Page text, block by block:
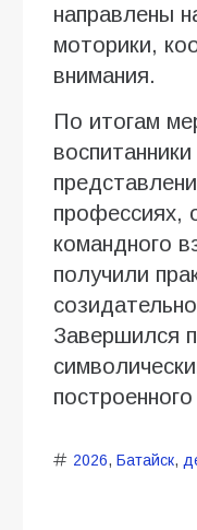
направлены
моторики,
внимания.
По итогам
профессиях,
командного
получили
Завершился
2026, Батайск,